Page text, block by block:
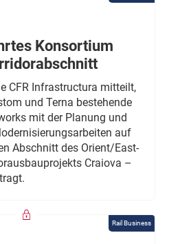
Konsortium
CFR Infrastructura mitteilt,
und Terna bestehende
mit der Planung und
auf
Abschnitt des Orient/East-
Craiova –
Rail Business